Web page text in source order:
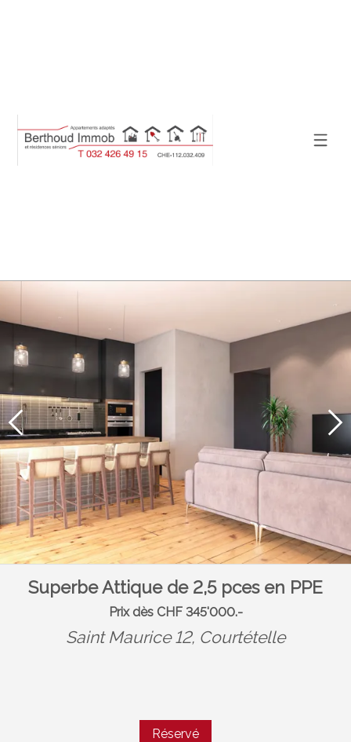
Superbe Attique de 2,5 pces en PPE
Prix dès CHF 345'000.-
Saint Maurice 12, Courtételle
Réservé